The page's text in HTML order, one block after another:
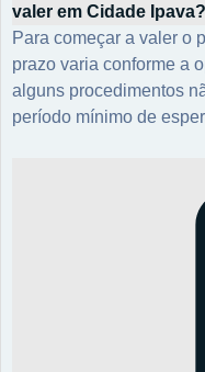
valer em Cidade Ipava?
Para começar a valer o
prazo varia conforme a
alguns procedimentos
período mínimo de